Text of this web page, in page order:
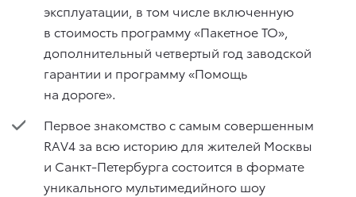
эксплуатации, в том числе включенную
в стоимость программу «Пакетное ТО»,
дополнительный четвертый год заводской
гарантии и программу «Помощь
на дороге».
Первое знакомство с самым совершенным
RAV4 за всю историю для жителей Москвы
и Санкт-Петербурга состоится в формате
уникального мультимедийного шоу